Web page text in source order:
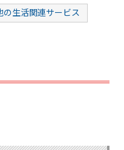
の生活関連サービス